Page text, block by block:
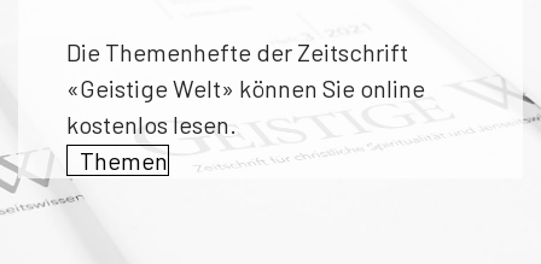
Die Themenhefte der Zeitschrift
«Geistige Welt» können Sie online
kostenlos lesen.
Themen